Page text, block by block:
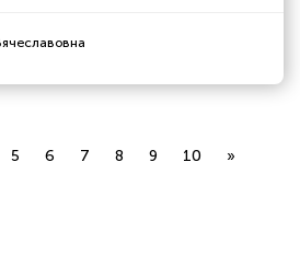
5 6 7 8 9 10 »